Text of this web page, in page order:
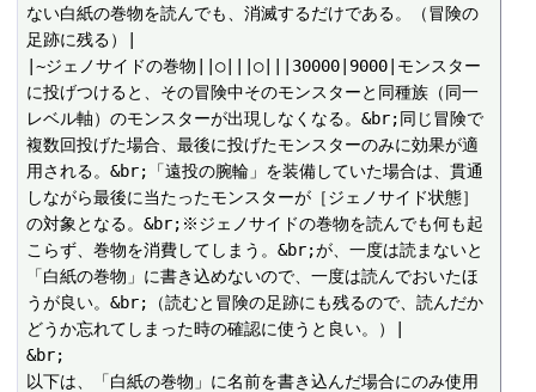
ない白紙の巻物を読んでも、消滅するだけである。（冒険の
足跡に残る）|
|~ジェノサイドの巻物||○|||○|||30000|9000|モンスター
に投げつけると、その冒険中そのモンスターと同種族（同一
レベル軸）のモンスターが出現しなくなる。&br;同じ冒険で
複数回投げた場合、最後に投げたモンスターのみに効果が適
用される。&br;「遠投の腕輪」を装備していた場合は、貫通
しながら最後に当たったモンスターが［ジェノサイド状態］
の対象となる。&br;※ジェノサイドの巻物を読んでも何も起
こらず、巻物を消費してしまう。&br;が、一度は読まないと
「白紙の巻物」に書き込めないので、一度は読んでおいたほ
うが良い。&br;（読むと冒険の足跡にも残るので、読んだか
どうか忘れてしまった時の確認に使うと良い。）|
&br;
以下は、「白紙の巻物」に名前を書き込んだ場合にのみ使用